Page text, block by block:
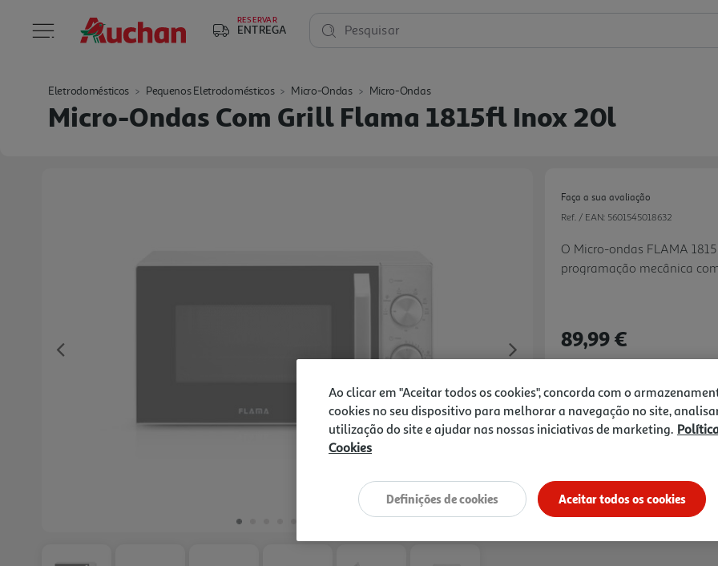
RESERVAR
ENTREGA Pesquisar
Eletrodomésticos Pequenos Eletrodomésticos Micro-Ondas Micro-Ondas
Micro-Ondas Com Grill Flama 1815fl Inox 20l
Previous Next
Faça a sua avaliação
Ref. / EAN: 5601545018632
O Micro-ondas FLAMA
programação mecânica
dia a dia. O prato giratório
preparação uniforme dos
durabilidade,
89,99 €
Ao clicar em "Aceitar todos os cookies", concorda com o
cookies no seu dispositivo para melhorar a navegação no site,
utilização do site e ajudar nas nossas iniciativas de marketing.
Cookies
Aceitar todos os cookies
Definições de cookies